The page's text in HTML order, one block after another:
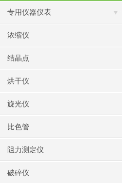
专用仪器仪表
浓缩仪
结晶点
烘干仪
旋光仪
比色管
阻力测定仪
破碎仪